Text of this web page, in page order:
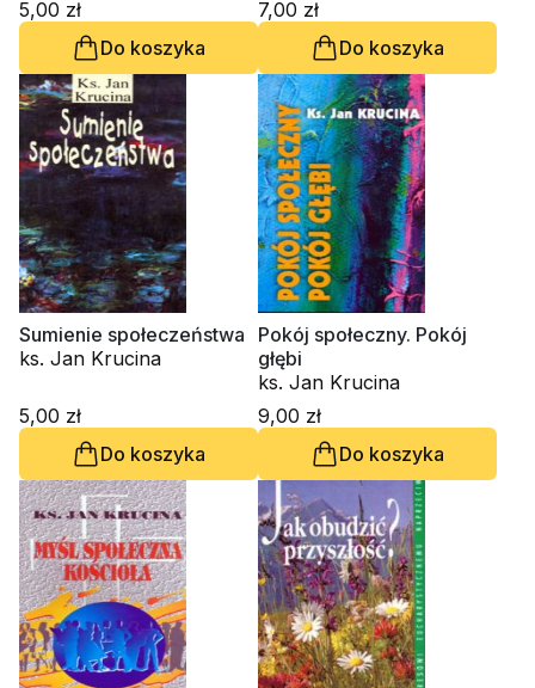
5,00 zł
Do koszyka
7,00 zł
Do koszyka
Sumienie społeczeństwa
ks. Jan Krucina
5,00 zł
Do koszyka
Pokój społeczny. Pokój
głębi
ks. Jan Krucina
9,00 zł
Do koszyka